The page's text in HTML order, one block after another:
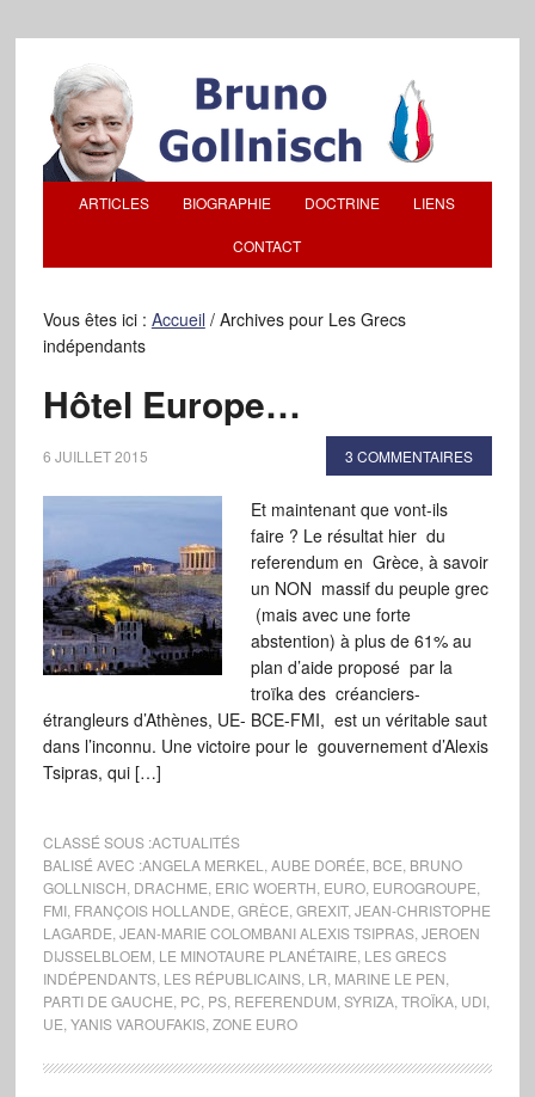
ARTICLES BIOGRAPHIE DOCTRINE LIENS
CONTACT
Vous êtes ici : Accueil /Archives pour Les Grecs
indépendants
Hôtel Europe…
6 JUILLET 2015 3 COMMENTAIRES
Et maintenant que vont-ils
faire ? Le résultat hier du
referendum en Grèce, à savoir
un NON massif du peuple grec
(mais avec une forte
abstention) à plus de 61% au
plan d’aide proposé par la
troïka des créanciers-
étrangleurs d’Athènes, UE- BCE-FMI, est un véritable saut
dans l’inconnu. Une victoire pour le gouvernement d’Alexis
Tsipras, qui […]
CLASSÉ SOUS :ACTUALITÉS
BALISÉ AVEC :ANGELA MERKEL AUBE DORÉE BCE BRUNO
GOLLNISCH DRACHME ERIC WOERTH EURO, EUROGROUPE
FMI, FRANÇOIS HOLLANDE GRÈCE GREXIT, JEAN-CHRISTOPHE
LAGARDE JEAN-MARIE COLOMBANI ALEXIS TSIPRAS, JEROEN
DIJSSELBLOEM LE MINOTAURE PLANÉTAIRE LES GRECS
INDÉPENDANTS, LES RÉPUBLICAINS, LR MARINE LE PEN
PARTI DE GAUCHE PC PS, REFERENDUM SYRIZA, TROÏKA, UDI,
UE YANIS VAROUFAKIS, ZONE EURO